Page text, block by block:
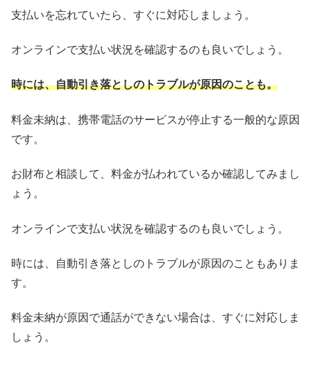
支払いを忘れていたら、すぐに対応しましょう。
オンラインで支払い状況を確認するのも良いでしょう。
時には、自動引き落としのトラブルが原因のことも。
料金未納は、携帯電話のサービスが停止する一般的な原因
です。
お財布と相談して、料金が払われているか確認してみまし
ょう。
オンラインで支払い状況を確認するのも良いでしょう。
時には、自動引き落としのトラブルが原因のこともありま
す。
料金未納が原因で通話ができない場合は、すぐに対応しま
しょう。